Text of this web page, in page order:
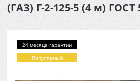
(ГАЗ) Г-2-125-5 (4 м) ГОСТ
24 месяца гарантии
Популярный